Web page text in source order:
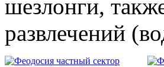
шезлонги,
развлечений